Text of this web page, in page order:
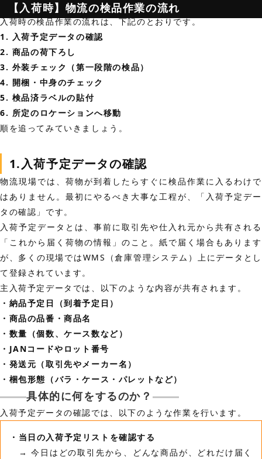
【入荷時】物流の検品作業の流れ
入荷時の検品作業の流れは、下記のとおりです。
1. 入荷予定データの確認
2. 商品の荷下ろし
3. 外装チェック（第一段階の検品）
4. 開梱・中身のチェック
5. 検品済ラベルの貼付
6. 所定のロケーションへ移動
順を追ってみていきましょう。
1.入荷予定データの確認
物流現場では、荷物が到着したらすぐに検品作業に入るわけで
はありません。最初にやるべき大事な工程が、「入荷予定デー
タの確認」です。
入荷予定データとは、事前に取引先や仕入れ元から共有される
「これから届く荷物の情報」のこと。紙で届く場合もあります
が、多くの現場ではWMS（倉庫管理システム）上にデータとし
て登録されています。
主入荷予定データでは、以下のような内容が共有されます。
・納品予定日（到着予定日）
・商品の品番・商品名
・数量（個数、ケース数など）
・JANコードやロット番号
・発送元（取引先やメーカー名）
・梱包形態（バラ・ケース・パレットなど）
具体的に何をするのか？
入荷予定データの確認では、以下のような作業を行います。
・当日の入荷予定リストを確認する
→ 今日はどの取引先から、どんな商品が、どれだけ届く